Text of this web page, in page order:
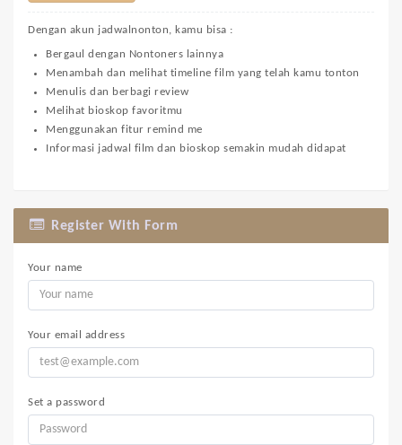
Dengan akun jadwalnonton, kamu bisa :
Bergaul dengan Nontoners lainnya
Menambah dan melihat timeline film yang telah kamu tonton
Menulis dan berbagi review
Melihat bioskop favoritmu
Menggunakan fitur remind me
Informasi jadwal film dan bioskop semakin mudah didapat
Register With Form
Your name
Your email address
Set a password